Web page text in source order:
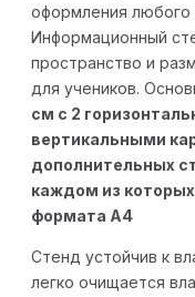
оформления любого
Информационный
пространство и
для учеников.
см с 2
вертикальными
дополнительных
каждом из
формата А4
Стенд устойчив к
легко очищается